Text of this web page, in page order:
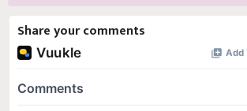
Share your comments